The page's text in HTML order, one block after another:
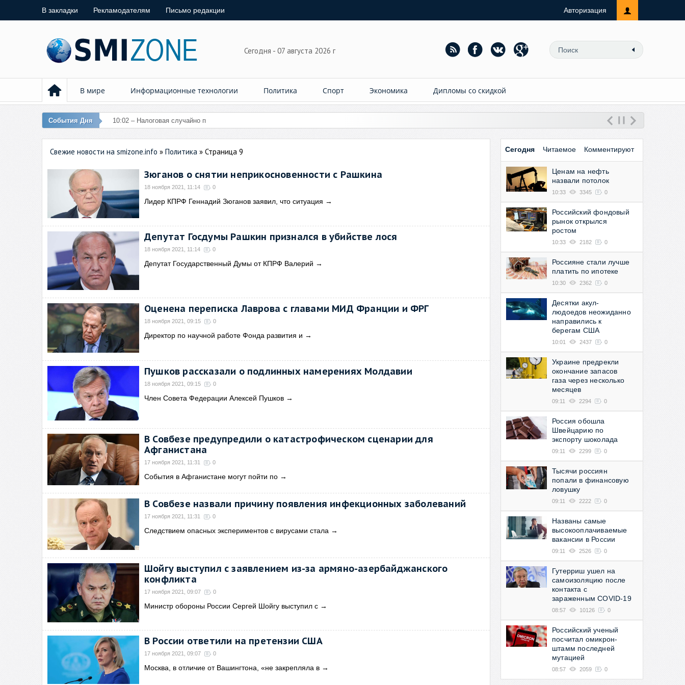
В закладки Рекламодателям Письмо редакции Авторизация
Сегодня - 07 августа 2026 г
В мире Информационные технологии Политика Спорт Экономика Дипломы со скидкой
События Дня 10:02 – Налоговая случайно перечислила 7
Свежие новости на smizone.info » Политика » Страница 9
Зюганов о снятии неприкосновенности с Рашкина
18 ноября 2021, 11:14 0
Лидер КПРФ Геннадий Зюганов заявил, что ситуация →
Депутат Госдумы Рашкин признался в убийстве лося
18 ноября 2021, 11:14 0
Депутат Государственный Думы от КПРФ Валерий →
Оценена переписка Лаврова с главами МИД Франции и ФРГ
18 ноября 2021, 09:15 0
Директор по научной работе Фонда развития и →
Пушков рассказали о подлинных намерениях Молдавии
18 ноября 2021, 09:15 0
Член Совета Федерации Алексей Пушков →
В Совбезе предупредили о катастрофическом сценарии для
Афганистана
17 ноября 2021, 11:31 0
События в Афганистане могут пойти по →
В Совбезе назвали причину появления инфекционных заболеваний
17 ноября 2021, 11:31 0
Следствием опасных экспериментов с вирусами стала →
Шойгу выступил с заявлением из-за армяно-азербайджанского
конфликта
17 ноября 2021, 09:07 0
Министр обороны России Сергей Шойгу выступил с →
В России ответили на претензии США
17 ноября 2021, 09:07 0
Москва, в отличие от Вашингтона, «не закрепляла в →
Сегодня Читаемое Комментируют
Ценам на нефть
назвали потолок
10:33 3345 0
Российский фондовый
рынок открылся
ростом
10:33 2182 0
Россияне стали лучше
платить по ипотеке
10:30 2362 0
Десятки акул-
людоедов неожиданно
направились к
берегам США
10:01 2437 0
Украине предрекли
окончание запасов
газа через несколько
месяцев
09:11 2294 0
Россия обошла
Швейцарию по
экспорту шоколада
09:11 2299 0
Тысячи россиян
попали в финансовую
ловушку
09:11 2222 0
Названы самые
высокооплачиваемые
вакансии в России
09:11 2526 0
Гутерриш ушел на
самоизоляцию после
контакта с
зараженным COVID-19
08:57 10126 0
Российский ученый
посчитал омикрон-
штамм последней
мутацией
08:57 2059 0